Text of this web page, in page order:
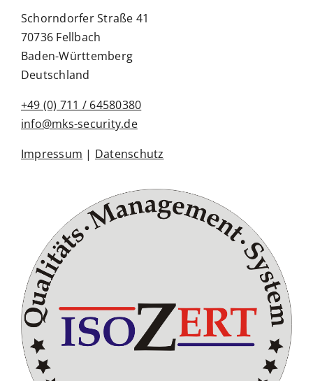
Schorndorfer Straße 41
70736 Fellbach
Baden-Württemberg
Deutschland
+49 (0) 711 / 64580380
info@mks-security.de
Impressum | Datenschutz